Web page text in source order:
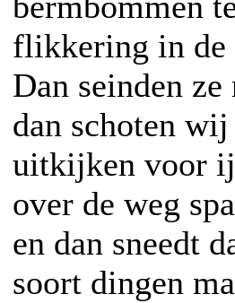
flikkering in de
Dan seinden
dan schoten
uitkijken voor
over de weg
en dan sneedt
soort dingen